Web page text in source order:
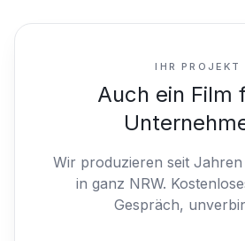
IHR PROJEKT
Auch ein Film
Wir produzieren seit
in ganz NRW.
Gespräch,